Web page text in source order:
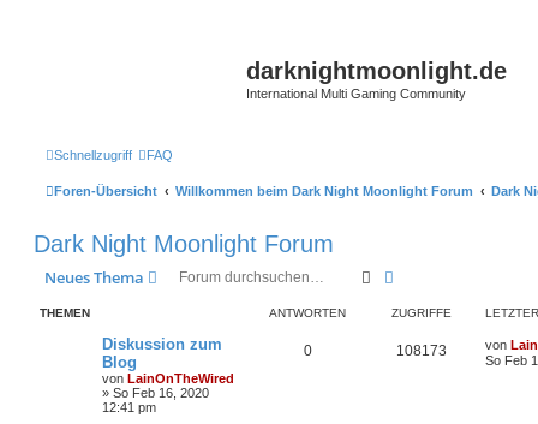
darknightmoonlight.de
International Multi Gaming Community
Schnellzugriff FAQ
Foren-Übersicht Willkommen beim Dark Night Moonlight Forum Dark
Dark Night Moonlight Forum
Neues Thema Suche
THEMEN ANTWORTEN ZUGRIFFE
Diskussion zum
Blog
von LainOnTheWired
» So Feb 16, 2020
12:41 pm
0 108173 von
So Feb